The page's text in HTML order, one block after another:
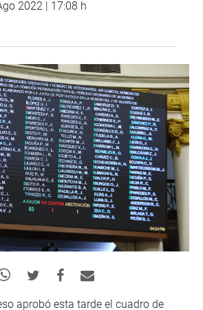
2022 | 17:08 h
aprobó esta tarde el cuadro de